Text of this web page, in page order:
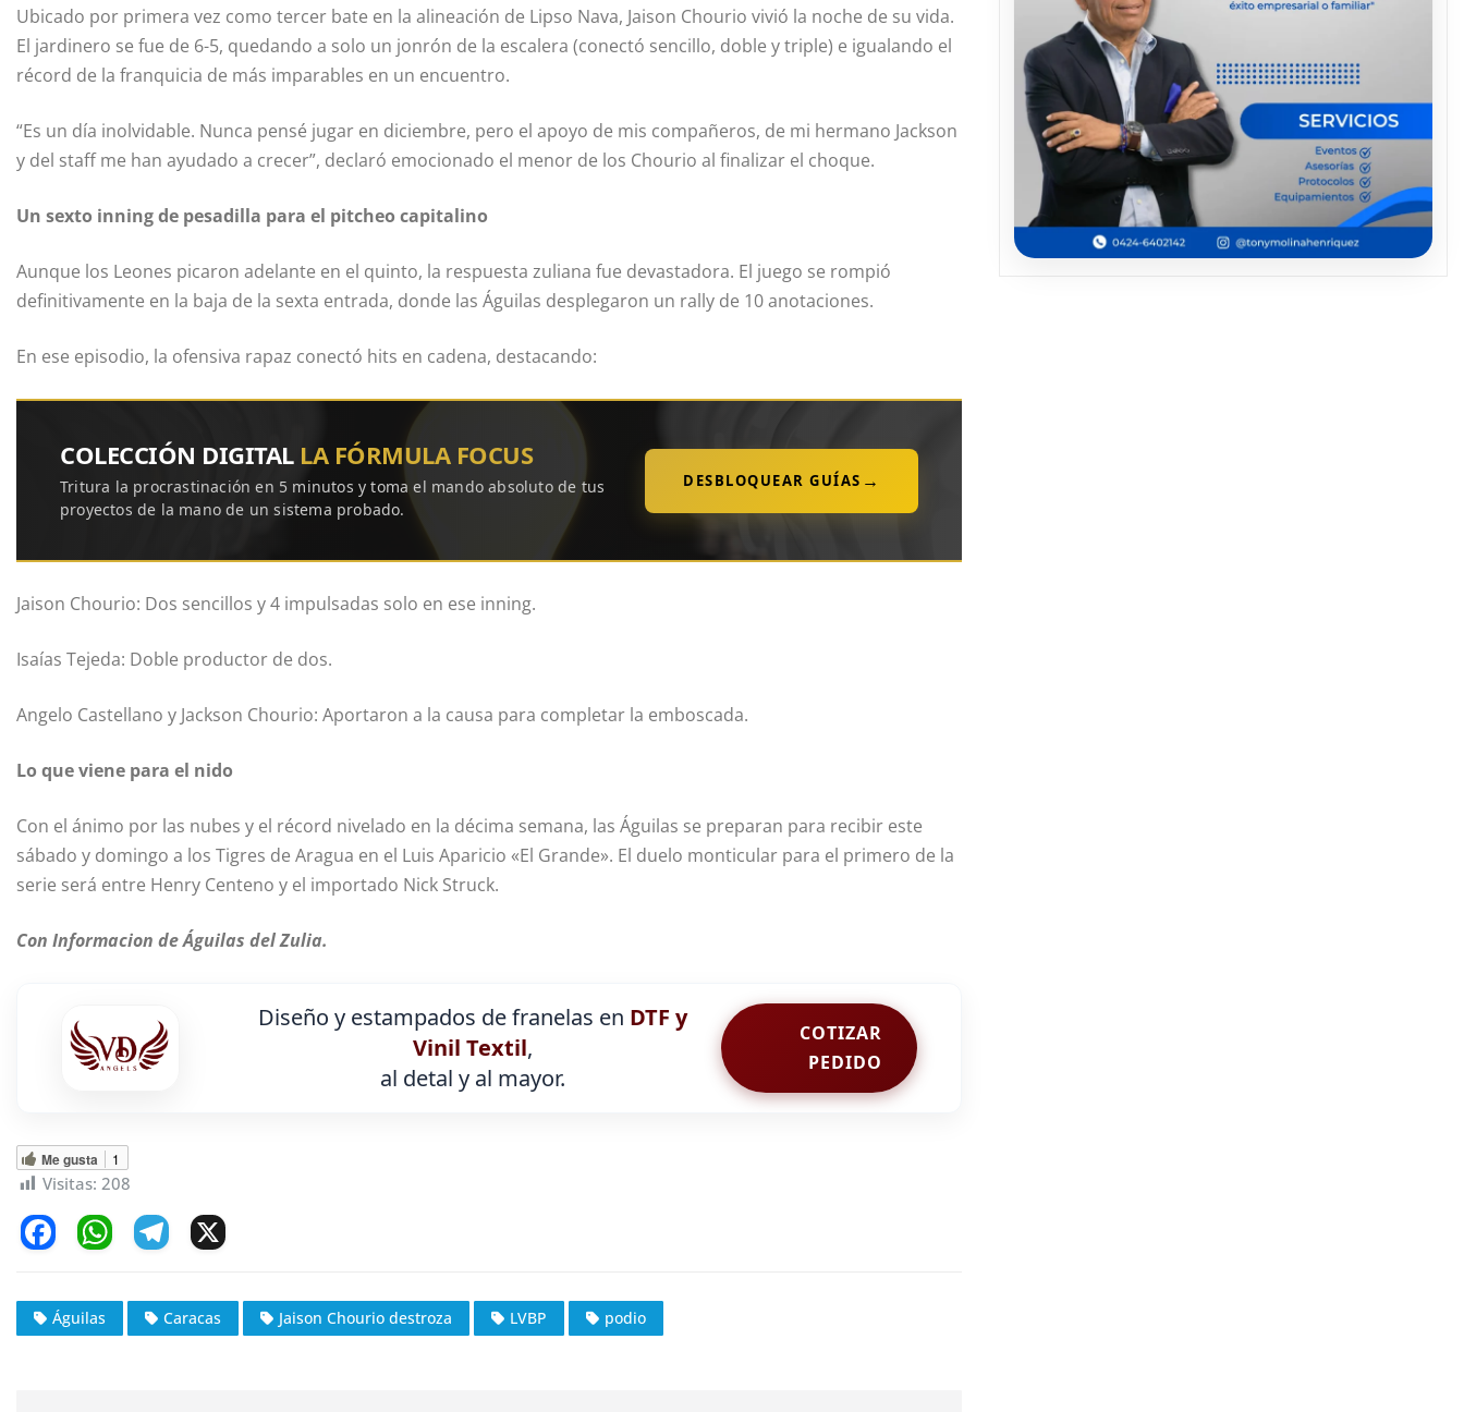
Ubicado por primera vez como tercer bate en la alineación de Lipso Nava, Jaison Chourio vivió la noche de su vida.
El jardinero se fue de 6-5, quedando a solo un jonrón de la escalera (conectó sencillo, doble y triple) e igualando el
récord de la franquicia de más imparables en un encuentro.
“Es un día inolvidable. Nunca pensé jugar en diciembre, pero el apoyo de mis compañeros, de mi hermano Jackson
y del staff me han ayudado a crecer”, declaró emocionado el menor de los Chourio al finalizar el choque.
Un sexto inning de pesadilla para el pitcheo capitalino
Aunque los Leones picaron adelante en el quinto, la respuesta zuliana fue devastadora. El juego se rompió
definitivamente en la baja de la sexta entrada, donde las Águilas desplegaron un rally de 10 anotaciones.
En ese episodio, la ofensiva rapaz conectó hits en cadena, destacando:
COLECCIÓN DIGITAL LA FÓRMULA FOCUS
Tritura la procrastinación en 5 minutos y toma el mando absoluto de tus
proyectos de la mano de un sistema probado.
DESBLOQUEAR GUÍAS →
Jaison Chourio: Dos sencillos y 4 impulsadas solo en ese inning.
Isaías Tejeda: Doble productor de dos.
Angelo Castellano y Jackson Chourio: Aportaron a la causa para completar la emboscada.
Lo que viene para el nido
Con el ánimo por las nubes y el récord nivelado en la décima semana, las Águilas se preparan para recibir este
sábado y domingo a los Tigres de Aragua en el Luis Aparicio «El Grande». El duelo monticular para el primero de la
serie será entre Henry Centeno y el importado Nick Struck.
Con Informacion de Águilas del Zulia.
Diseño y estampados de franelas en DTF y
Vinil Textil,
al detal y al mayor.
COTIZAR
PEDIDO
Me gusta 1
Visitas: 208
c
e
W
at
s
e
gr
Águilas Caracas Jaison Chourio destroza LVBP podio